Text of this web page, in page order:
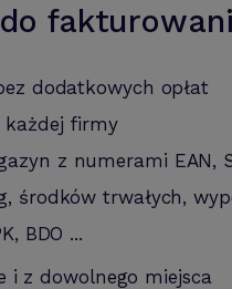
dodatkowych opłat
każdej firmy
z numerami EAN,
środków trwałych,
BDO ...
i z dowolnego miejsca